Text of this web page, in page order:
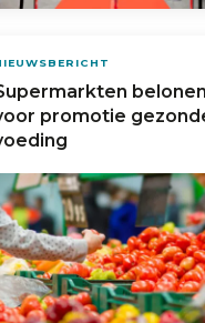
belonen
promotie